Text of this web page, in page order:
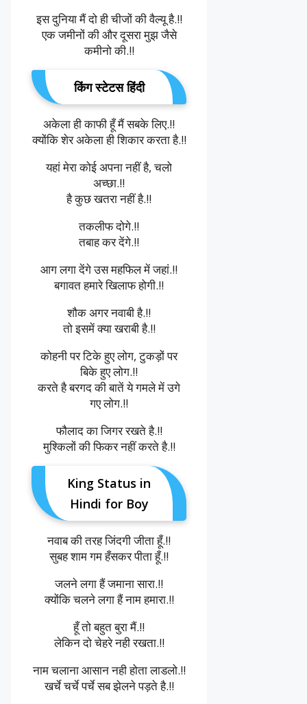
इस दुनिया मैं दो ही चीजों की वैल्यू है.!!
एक जमीनों की और दूसरा मुझ जैसे
कमीनो की.!!
किंग स्टेटस हिंदी
अकेला ही काफी हूँ मैं सबके लिए.!!
क्योंकि शेर अकेला ही शिकार करता है.!!
यहां मेरा कोई अपना नहीं है, चलो
अच्छा.!!
है कुछ खतरा नहीं है.!!
तकलीफ दोगे.!!
तबाह कर देंगे.!!
आग लगा देंगे उस महफिल में जहां.!!
बगावत हमारे खिलाफ होगी.!!
शौक अगर नवाबी है.!!
तो इसमें क्या खराबी है.!!
कोहनी पर टिके हुए लोग, टुकड़ों पर
बिके हुए लोग.!!
करते है बरगद की बातें ये गमले में उगे
गए लोग.!!
फौलाद का जिगर रखते है.!!
मुश्किलों की फिकर नहीं करते है.!!
King Status in
Hindi for Boy
नवाब की तरह जिंदगी जीता हूँ.!!
सुबह शाम गम हँसकर पीता हूँ.!!
जलने लगा हैं जमाना सारा.!!
क्योंकि चलने लगा हैं नाम हमारा.!!
हूँ तो बहुत बुरा मैं.!!
लेकिन दो चेहरे नही रखता.!!
नाम चलाना आसान नही होता लाडलो.!!
खर्चे चर्चे पर्चे सब झेलने पड़ते है.!!